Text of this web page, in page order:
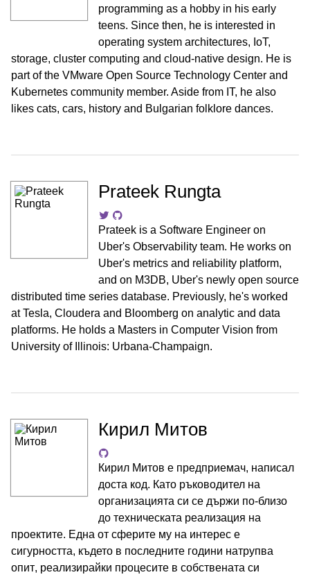
programming as a hobby in his early
teens. Since then, he is interested in
operating system architectures, IoT,
storage, cluster computing and cloud-native design. He is
part of the VMware Open Source Technology Center and
Kubernetes community member. Aside from IT, he also
likes cats, cars, history and Bulgarian folklore dances.
Prateek Rungta
Prateek is a Software Engineer on
Uber's Observability team. He works on
Uber's metrics and reliability platform,
and on M3DB, Uber's newly open source
distributed time series database. Previously, he's worked
at Tesla, Cloudera and Bloomberg on analytic and data
platforms. He holds a Masters in Computer Vision from
University of Illinois: Urbana-Champaign.
Кирил Митов
Кирил Митов е предприемач, написал
доста код. Като ръководител на
организацията си се държи по-близо
до техническата реализация на
проектите. Една от сферите му на интерес е
сигурността, където в последните години натрупва
опит, реализирайки процесите в собствената си